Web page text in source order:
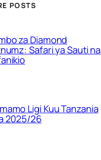
POSTS
za Diamond
Safari ya Sauti na
Ligi Kuu Tanzania
2025/26